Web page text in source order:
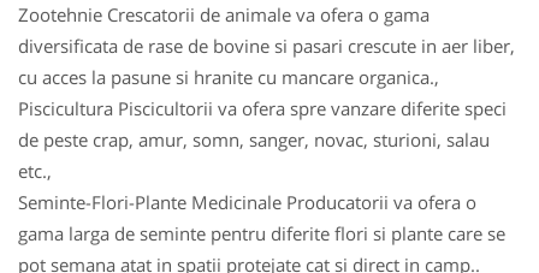
Zootehnie Crescatorii de animale va ofera o gama
diversificata de rase de bovine si pasari crescute in aer liber,
cu acces la pasune si hranite cu mancare organica.,
Piscicultura Piscicultorii va ofera spre vanzare diferite speci
de peste crap, amur, somn, sanger, novac, stu­ri­oni, salau
etc.,
Seminte-Flori-Plante Medicinale Producatorii va ofera o
gama larga de seminte pentru diferite flori si plante care se
pot semana atat in spatii protejate cat si direct in camp..